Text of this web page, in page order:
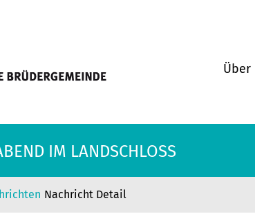
Über
IM LANDSCHLOSS
Nachricht Detail